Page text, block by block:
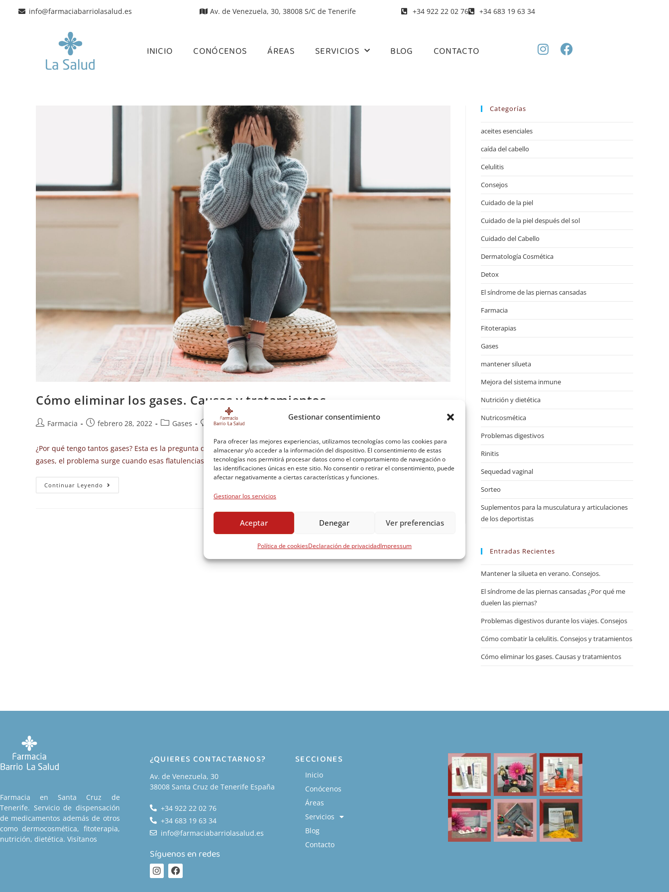
Gestionar consentimiento
Para ofrecer las mejores experiencias, utilizamos tecnologías como las cookies para
almacenar y/o acceder a la información del dispositivo. El consentimiento de estas
tecnologías nos permitirá procesar datos como el comportamiento de navegación o
las identificaciones únicas en este sitio. No consentir o retirar el consentimiento, puede
afectar negativamente a ciertas características y funciones.
Gestionar los servicios
Aceptar Denegar Ver preferencias
Política de cookiesDeclaración de privacidadImpressum
info@farmaciabarriolasalud.es Av. de Venezuela, 30, 38008 S/C de Tenerife +34 922 22 02 76 +34 683 19 63 34
INICIO CONÓCENOS ÁREAS SERVICIOS BLOG CONTACTO
Cómo eliminar los gases. Causas y tratamientos
Farmacia febrero 28, 2022 Gases Sin comentarios
¿Por qué tengo tantos gases? Esta es la pregunta que seguro te habrás planteado alguna vez. El caso es que todos tenemos
gases, el problema surge cuando esas flatulencias que…
Continuar Leyendo
Categorías
aceites esenciales
caída del cabello
Celulitis
Consejos
Cuidado de la piel
Cuidado de la piel después del sol
Cuidado del Cabello
Dermatología Cosmética
Detox
El síndrome de las piernas cansadas
Farmacia
Fitoterapias
Gases
mantener silueta
Mejora del sistema inmune
Nutrición y dietética
Nutricosmética
Problemas digestivos
Rinitis
Sequedad vaginal
Sorteo
Suplementos para la musculatura y articulaciones
de los deportistas
Entradas Recientes
Mantener la silueta en verano. Consejos.
El síndrome de las piernas cansadas ¿Por qué me
duelen las piernas?
Problemas digestivos durante los viajes. Consejos
Cómo combatir la celulitis. Consejos y tratamientos
Cómo eliminar los gases. Causas y tratamientos
Farmacia en Santa Cruz de
Tenerife. Servicio de dispensación
de medicamentos además de otros
como dermocosmética, fitoterapia,
nutrición, dietética. Visítanos
¿QUIERES CONTACTARNOS?
Av. de Venezuela, 30
38008 Santa Cruz de Tenerife España
+34 922 22 02 76
+34 683 19 63 34
info@farmaciabarriolasalud.es
Síguenos en redes
SECCIONES
Inicio
Conócenos
Áreas
Servicios
Blog
Contacto